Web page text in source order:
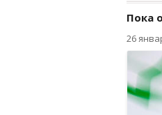
Пока
26